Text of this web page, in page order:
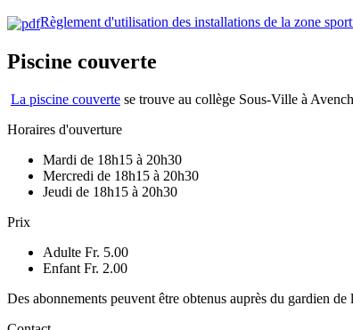
Règlement d'utilisation des installations de la zone
Piscine couverte
La piscine couverte se trouve au collège Sous-Ville à
Horaires d'ouverture
Mardi de 18h15 à 20h30
Mercredi de 18h15 à 20h30
Jeudi de 18h15 à 20h30
Prix
Adulte Fr. 5.00
Enfant Fr. 2.00
Des abonnements peuvent être obtenus auprès du gardien de